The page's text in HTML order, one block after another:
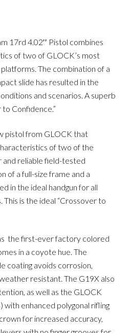
17rd 4.02′′ Pistol combines
of two of GLOCK’s most
The combination of a
slide has resulted in the
and scenarios. A superb
Confidence.”
pistol from GLOCK that
of two of the
and reliable field-tested
of a full-size frame and a
in the ideal handgun for all
This is the ideal “Crossover to
the first-ever factory colored
in a coyote hue. The
coating avoids corrosion,
resistant. The G19X also
as well as the GLOCK
enhanced polygonal rifling
for increased accuracy,